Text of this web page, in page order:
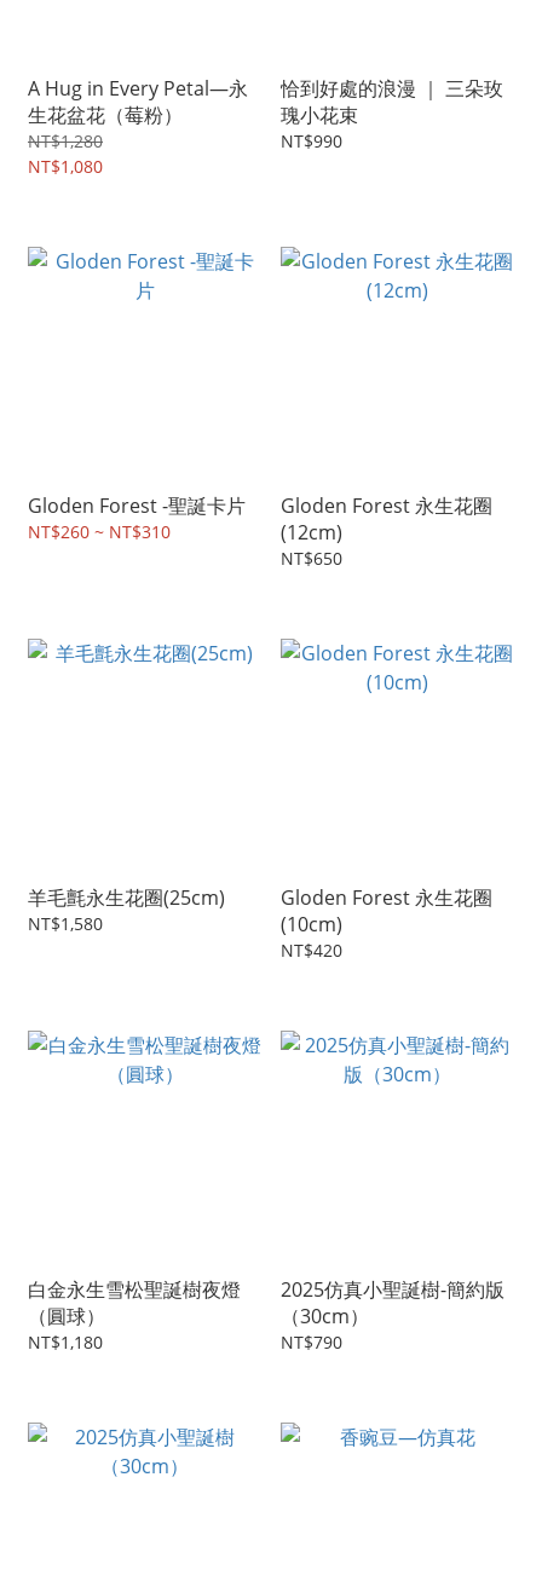
A Hug in Every Petal—永
生花盆花（莓粉）
NT$1,280
NT$1,080
恰到好處的浪漫 ｜ 三朵玫
瑰小花束
NT$990
Gloden Forest -聖誕卡片
NT$260 ~ NT$310
Gloden Forest 永生花圈
(12cm)
NT$650
羊毛氈永生花圈(25cm)
NT$1,580
Gloden Forest 永生花圈
(10cm)
NT$420
白金永生雪松聖誕樹夜燈
（圓球）
NT$1,180
2025仿真小聖誕樹-簡約版
（30cm）
NT$790